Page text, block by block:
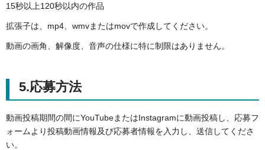
15秒以上120秒以内の作品
拡張子は、mp4、wmvまたはmovで作成してください。
動画の画角、解像度、音声の仕様に特に制限はありません。
5.応募方法
動画投稿期間の間にYouTubeまたはInstagramに動画投稿し、応募フ
ォームより投稿動画情報及び応募者情報を入力し、送信してくださ
い。